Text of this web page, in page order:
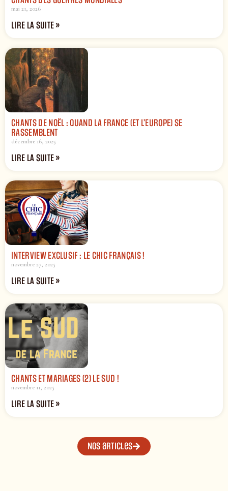
mai 21, 2026
LIRE LA SUITE »
CHANTS DE NOËL : QUAND LA FRANCE (ET L’EUROPE) SE
RASSEMBLENT
décembre 16, 2025
LIRE LA SUITE »
INTERVIEW EXCLUSIF : LE CHIC FRANÇAIS !
novembre 27, 2025
LIRE LA SUITE »
CHANTS ET MARIAGES (2) LE SUD !
novembre 11, 2025
LIRE LA SUITE »
Nos articles